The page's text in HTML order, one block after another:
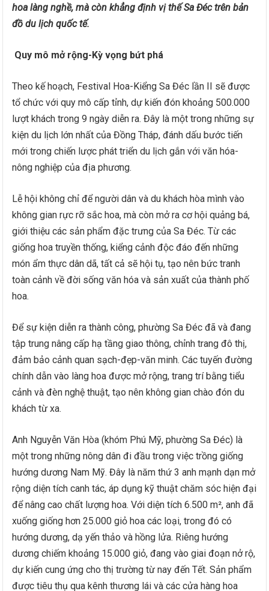
hoa làng nghề, mà còn khẳng định vị thế Sa Đéc trên bản
đồ du lịch quốc tế.
Quy mô mở rộng-Kỳ vọng bứt phá
Theo kế hoạch, Festival Hoa-Kiểng Sa Đéc lần II sẽ được
tổ chức với quy mô cấp tỉnh, dự kiến đón khoảng 500.000
lượt khách trong 9 ngày diễn ra. Đây là một trong những sự
kiện du lịch lớn nhất của Đồng Tháp, đánh dấu bước tiến
mới trong chiến lược phát triển du lịch gắn với văn hóa-
nông nghiệp của địa phương.
Lễ hội không chỉ để người dân và du khách hòa mình vào
không gian rực rỡ sắc hoa, mà còn mở ra cơ hội quảng bá,
giới thiệu các sản phẩm đặc trưng của Sa Đéc. Từ các
giống hoa truyền thống, kiểng cảnh độc đáo đến những
món ẩm thực dân dã, tất cả sẽ hội tụ, tạo nên bức tranh
toàn cảnh về đời sống văn hóa và sản xuất của thành phố
hoa.
Để sự kiện diễn ra thành công, phường Sa Đéc đã và đang
tập trung nâng cấp hạ tầng giao thông, chỉnh trang đô thị,
đảm bảo cảnh quan sạch-đẹp-văn minh. Các tuyến đường
chính dẫn vào làng hoa được mở rộng, trang trí bằng tiểu
cảnh và đèn nghệ thuật, tạo nên không gian chào đón du
khách từ xa.
Anh Nguyễn Văn Hòa (khóm Phú Mỹ, phường Sa Đéc) là
một trong những nông dân đi đầu trong việc trồng giống
hướng dương Nam Mỹ. Đây là năm thứ 3 anh mạnh dạn mở
rộng diện tích canh tác, áp dụng kỹ thuật chăm sóc hiện đại
để nâng cao chất lượng hoa. Với diện tích 6.500 m², anh đã
xuống giống hơn 25.000 giỏ hoa các loại, trong đó có
hướng dương, dạ yến thảo và hồng lửa. Riêng hướng
dương chiếm khoảng 15.000 giỏ, đang vào giai đoạn nở rộ,
dự kiến cung ứng cho thị trường từ nay đến Tết. Sản phẩm
được tiêu thụ qua kênh thương lái và các cửa hàng hoa